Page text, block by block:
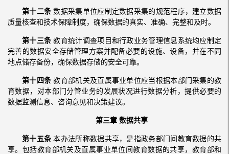
第十二条 数据采集单位应制定数据采集的规范程序，建立数据
质量核查和技术保障制度，确保数据的真实、准确、完整和及时。
第十三条 教育统计调查项目和行政业务管理信息系统均应制定
完善的数据安全存储管理方案并配备必要的设施、设备，并在不同
地点储存备份，确保数据存储的安全可靠。
第十四条 教育部机关及直属事业单位应当根据本部门采集的教
育数据，对本部门分管业务的发展状况进行数据分析，提供必要的
数据监测信息、咨询意见和决策建议。
第三章 数据共享
第十五条 本办法所称数据共享，是指政务部门间教育数据的共
享。包括教育部机关及直属事业单位间教育数据的共享，教育部和